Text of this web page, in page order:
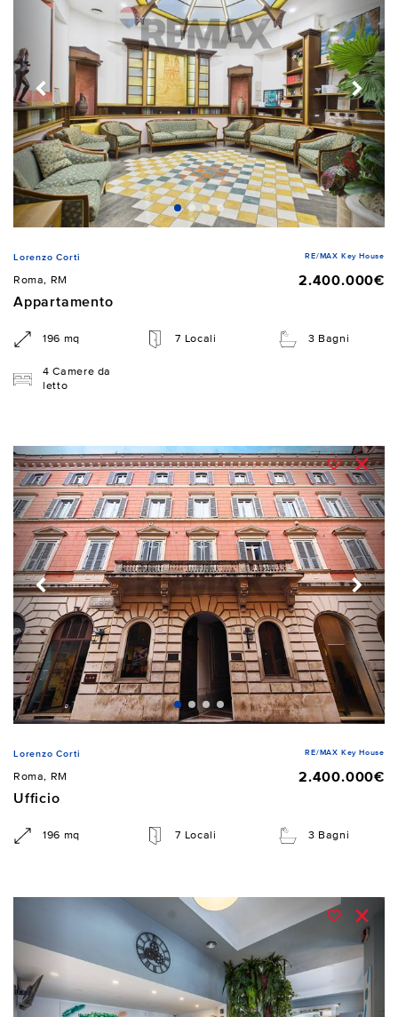
Lorenzo Corti RE/MAX Key House
Roma, RM
2.400.000€
Appartamento
196 mq 7 Locali 3 Bagni
4 Camere da
letto
Lorenzo Corti RE/MAX Key House
Roma, RM
2.400.000€
Ufficio
196 mq 7 Locali 3 Bagni